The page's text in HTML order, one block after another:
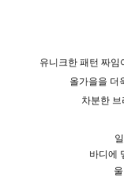
유니크한 패턴 짜임
올가을을 더
차분한
바디에